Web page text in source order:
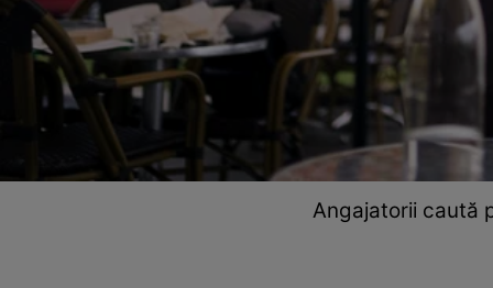
Angajatorii caută